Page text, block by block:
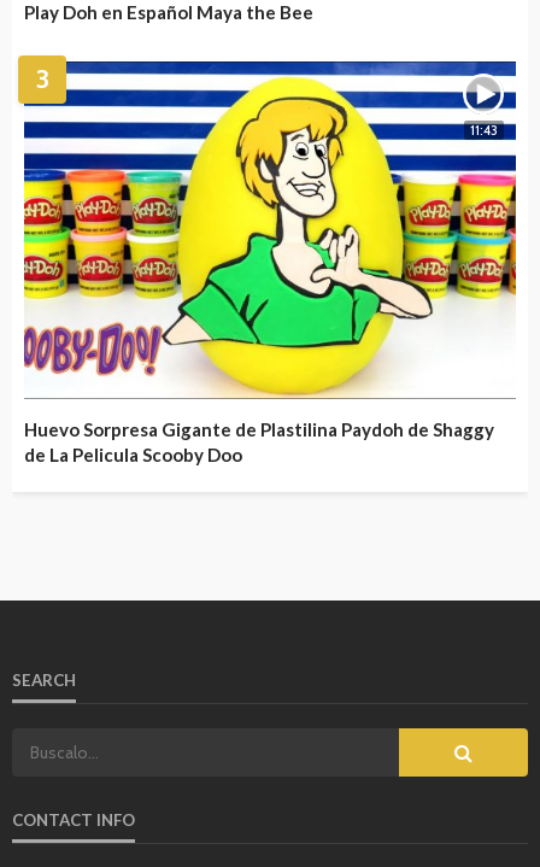
Play Doh en Español Maya the Bee
3
11:43
Huevo Sorpresa Gigante de Plastilina Paydoh de Shaggy
de La Pelicula Scooby Doo
SEARCH
CONTACT INFO